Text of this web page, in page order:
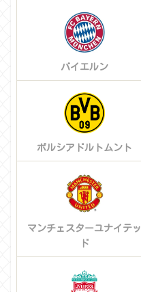
バイエルン
ボルシアドルトムント
マンチェスターユナイテッ
ド